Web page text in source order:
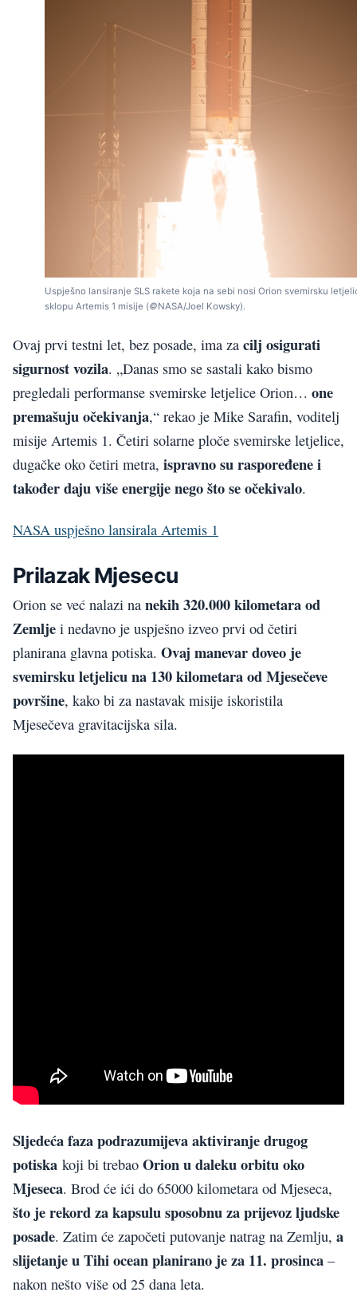
Uspješno lansiranje SLS rakete koja na sebi nosi Orion svemirsku
sklopu Artemis 1 misije (©NASA/Joel Kowsky).
Ovaj prvi testni let, bez posade, ima za cilj osigurati
sigurnost vozila. „Danas smo se sastali kako bismo
pregledali performanse svemirske letjelice Orion… one
premašuju očekivanja,“ rekao je Mike Sarafin, voditelj
misije Artemis 1. Četiri solarne ploče svemirske letjelice,
dugačke oko četiri metra, ispravno su raspoređene i
također daju više energije nego što se očekivalo.
NASA uspješno lansirala Artemis 1
Prilazak Mjesecu
Orion se već nalazi na nekih320.000 kilometaraod
Zemlje i nedavno je uspješno izveo prvi od četiri
planirana glavna potiska. Ovaj manevar doveo je
svemirsku letjelicu na 130 kilometara od Mjesečeve
površine, kako bi za nastavak misije iskoristila
Mjesečeva gravitacijska sila.
Sljedeća faza podrazumijeva aktiviranje drugog
potiska koji bi trebao Orion u daleku orbitu oko
Mjeseca. Brod će ići do 65000 kilometara od Mjeseca,
što je rekord za kapsulu sposobnu za prijevoz ljudske
posade. Zatim će započeti putovanje natrag na Zemlju, a
slijetanje u Tihi ocean planirano je za 11. prosinca –
nakon nešto više od 25 dana leta.